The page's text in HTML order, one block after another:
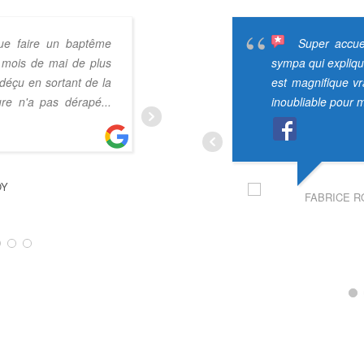
faire un baptême
de mai de plus
en sortant de la
n'a pas dérapé...
Un super
conseils avisés et une bonne
Encore merci à Gilles
disponibilité et sa passion
GRÉGOIRE MONNIN
Super
sympa qui
est magnifique
inoubliable pour
FABRICE